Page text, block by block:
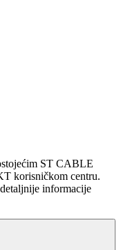
ST CABLE
korisničkom centru.
informacije